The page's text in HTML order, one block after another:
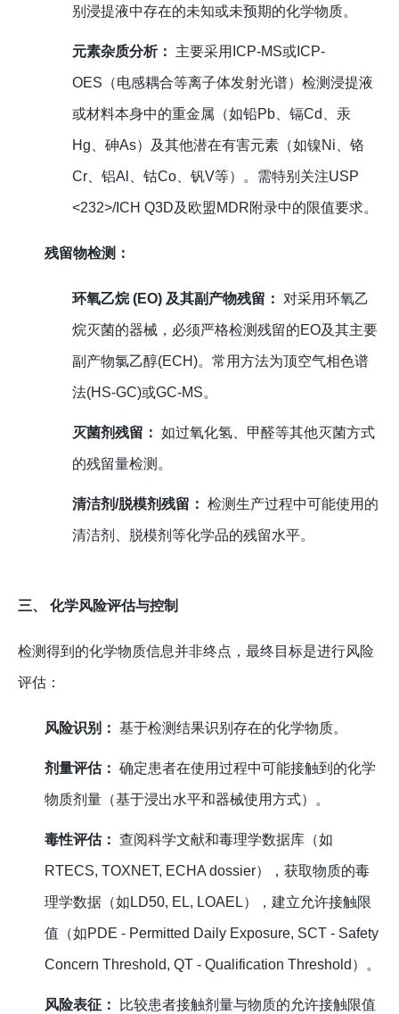
别浸提液中存在的未知或未预期的化学物质。
元素杂质分析： 主要采用ICP-MS或ICP-
OES（电感耦合等离子体发射光谱）检测浸提液
或材料本身中的重金属（如铅Pb、镉Cd、汞
Hg、砷As）及其他潜在有害元素（如镍Ni、铬
Cr、铝Al、钴Co、钒V等）。需特别关注USP
<232>/ICH Q3D及欧盟MDR附录中的限值要求。
残留物检测：
环氧乙烷 (EO) 及其副产物残留： 对采用环氧乙
烷灭菌的器械，必须严格检测残留的EO及其主要
副产物氯乙醇(ECH)。常用方法为顶空气相色谱
法(HS-GC)或GC-MS。
灭菌剂残留： 如过氧化氢、甲醛等其他灭菌方式
的残留量检测。
清洁剂/脱模剂残留： 检测生产过程中可能使用的
清洁剂、脱模剂等化学品的残留水平。
三、 化学风险评估与控制
检测得到的化学物质信息并非终点，最终目标是进行风险
评估：
风险识别： 基于检测结果识别存在的化学物质。
剂量评估： 确定患者在使用过程中可能接触到的化学
物质剂量（基于浸出水平和器械使用方式）。
毒性评估： 查阅科学文献和毒理学数据库（如
RTECS, TOXNET, ECHA dossier），获取物质的毒
理学数据（如LD50, EL, LOAEL），建立允许接触限
值（如PDE - Permitted Daily Exposure, SCT - Safety
Concern Threshold, QT - Qualification Threshold）。
风险表征： 比较患者接触剂量与物质的允许接触限值